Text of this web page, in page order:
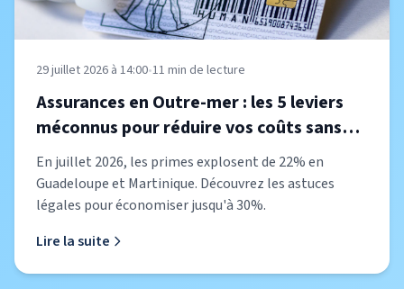
29 juillet 2026 à 14:00•11 min de lecture
Assurances en Outre-mer : les 5 leviers
méconnus pour réduire vos coûts sans
réduire votre protection
En juillet 2026, les primes explosent de 22% en
Guadeloupe et Martinique. Découvrez les astuces
légales pour économiser jusqu'à 30%.
Lire la suite